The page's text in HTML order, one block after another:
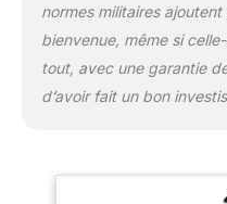
normes militaires
bienvenue, même si
tout, avec une garantie
d’avoir fait un bon